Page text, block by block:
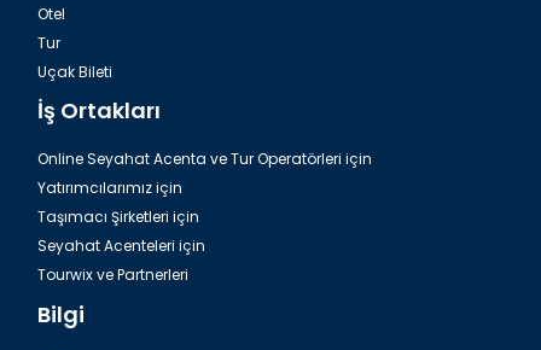
Otel
Tur
Uçak Bileti
İş Ortakları
Online Seyahat Acenta ve Tur Operatörleri için
Yatırımcılarımız için
Taşımacı Şirketleri için
Seyahat Acenteleri için
Tourwix ve Partnerleri
Bilgi